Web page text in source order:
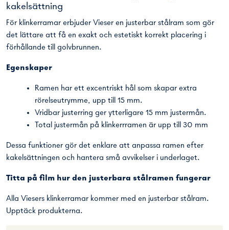
kakelsättning
För klinkerramar erbjuder Vieser en justerbar stålram som gör
det lättare att få en exakt och estetiskt korrekt placering i
förhållande till golvbrunnen.
Egenskaper
Ramen har ett excentriskt hål som skapar extra
rörelseutrymme, upp till 15 mm.
Vridbar justerring ger ytterligare 15 mm justermån.
Total justermån på klinkerrramen är upp till 30 mm
Dessa funktioner gör det enklare att anpassa ramen efter
kakelsättningen och hantera små avvikelser i underlaget.
Titta på film hur den justerbara stålramen fungerar
Alla Viesers klinkerramar kommer med en justerbar stålram.
Upptäck produkterna.